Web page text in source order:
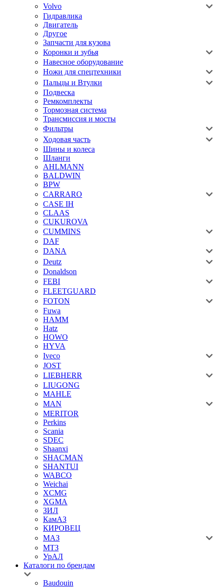
Volvo
Гидравлика
Двигатель
Другое
Запчасти для кузова
Коронки и зубья
Навесное оборудование
Ножи для спецтехники
Пальцы и Втулки
Подвеска
Ремкомплекты
Тормозная система
Трансмиссия и мосты
Фильтры
Ходовая часть
Шины и колеса
Шланги
AHLMANN
BALDWIN
BPW
CARRARO
CASE IH
CLAAS
CUKUROVA
CUMMINS
DAF
DANA
Deutz
Donaldson
FEBI
FLEETGUARD
FOTON
Fuwa
HAMM
Hatz
HOWO
HYVA
Iveco
JOST
LIEBHERR
LIUGONG
MAHLE
MAN
MERITOR
Perkins
Scania
SDEC
Shaanxi
SHACMAN
SHANTUI
WABCO
Weichai
XCMG
XGMA
ЗИЛ
КамАЗ
КИРОВЕЦ
МАЗ
МТЗ
УрАЛ
Каталоги по брендам
Baudouin